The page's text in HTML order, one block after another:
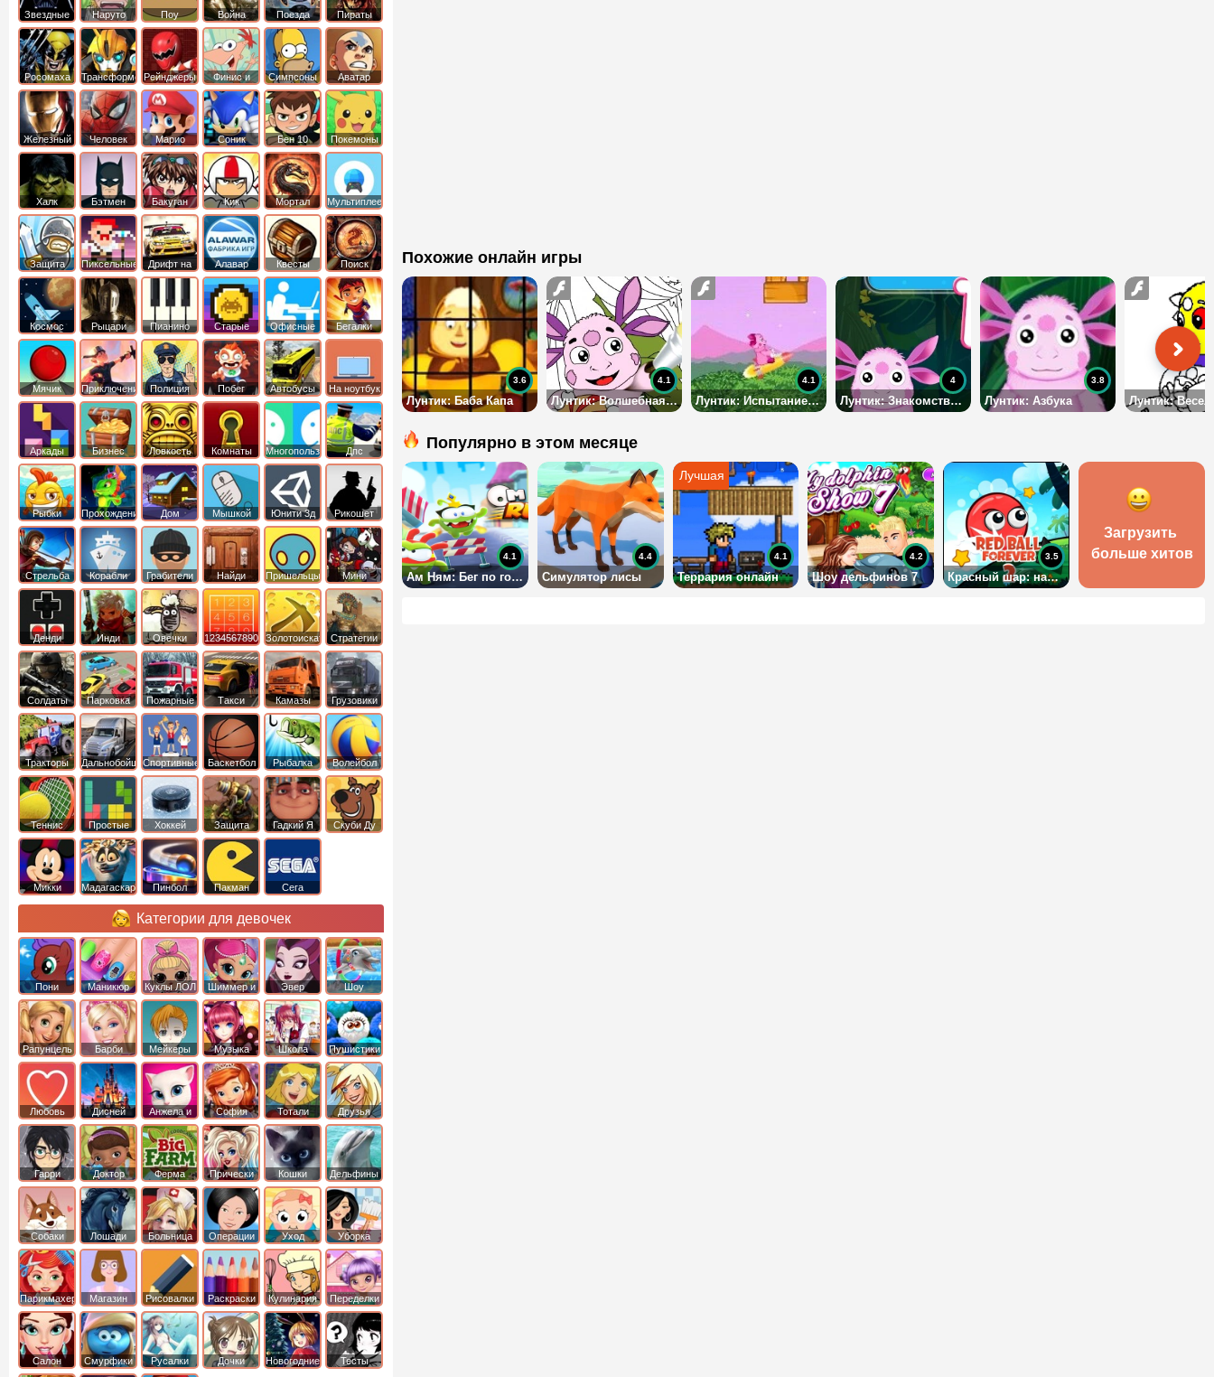
Похожие онлайн игры
Лунтик: Баба Капа
3.6
Лунтик: Волшебная раскраска
4.1
Лунтик: Испытание ракеты
4.1
Лунтик: Знакомство с цифрами
4
Лунтик: Азбука
3.8
Популярно в этом месяце
Ам Ням: Бег по городу
4.1
Симулятор лисы
4.4
Террария онлайн
4.1
Шоу дельфинов 7
4.2
Красный шар: навсегда 2
3.5
Загрузить
больше хитов
Звездные
войны
Наруто Поу Война Поезда
Пираты
Карибского
Моря
Росомаха ТрансформерыРейнджеры
Самураи
Финис и
Ферб
Симпсоны
Аватар
легенда об
Аанге
Железный
человек
Человек
Паук
Марио Соник Бен 10 Покемоны
Халк Бэтмен Бакуган
Кик
Бутовский
Мортал
комбат
Мультиплеер
Защита
королевства
Пиксельные
Дрифт на
машинах
Алавар Квесты
Поиск
предметов
Космос Рыцари Пианино Старые Офисные Бегалки
Мячик Приключения Полиция Побег Автобусы На ноутбук
Аркады
Бизнес
симуляторы
Ловкость Комнаты Многопользовательские
Дпс
Рыбки Прохождение Дом Мышкой Юнити 3д Рикошет
Cтрельба
из лука
Корабли Грабители
Найди
выход
Пришельцы Мини
Денди Инди
Овечки
идут домой
1234567890 ЗолотоискательСтратегии
Солдаты
Парковка
машин
Пожарные
машины
Такси Камазы Грузовики
Тракторы ДальнобойщикиСпортивные Баскетбол Рыбалка Волейбол
Теннис Простые Хоккей
Защита
башни
Гадкий Я Скуби Ду
Микки
Мадагаскар Пинбол Пакман Сега
Категории для девочек
Пони
креатор
Маникюр Куклы ЛОЛ
Шиммер и
Шайн
Эвер
Афтер Хай
Шоу
дельфинов
Рапунцель Барби Мейкеры Музыка Школа Пушистики
Любовь Дисней
Анжела и
том
София
Прекрасная
Тотали
Спайс
Друзья
ангелов
Гарри
Поттер
Доктор
Плюшева
Ферма Прически Кошки Дельфины
Собаки Лошади Больница Операции Уход Уборка
Парикмахер Магазин Рисовалки Раскраски Кулинария Переделки
Салон Смурфики Русалки Дочки Новогодние Тесты